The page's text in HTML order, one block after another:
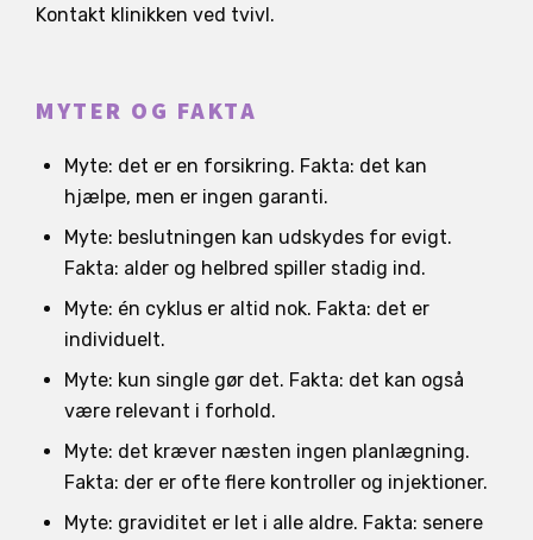
Kontakt klinikken ved tvivl.
MYTER OG FAKTA
Myte: det er en forsikring. Fakta: det kan
hjælpe, men er ingen garanti.
Myte: beslutningen kan udskydes for evigt.
Fakta: alder og helbred spiller stadig ind.
Myte: én cyklus er altid nok. Fakta: det er
individuelt.
Myte: kun single gør det. Fakta: det kan også
være relevant i forhold.
Myte: det kræver næsten ingen planlægning.
Fakta: der er ofte flere kontroller og injektioner.
Myte: graviditet er let i alle aldre. Fakta: senere